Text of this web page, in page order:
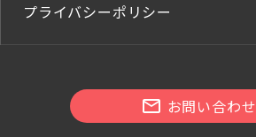
プライバシーポリシー
お問い合わせ